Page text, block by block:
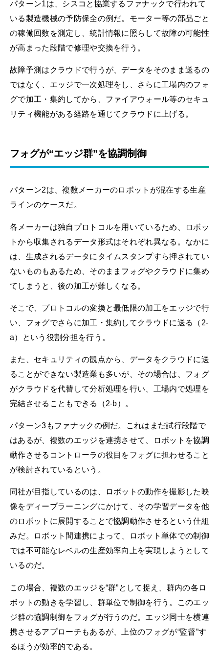
パターン1は、シスコと協業するファナックで行われて
いる製造機械の予防保全の例だ。モーター等の部品ごと
の稼働回数を測定し、統計情報に照らして故障の可能性
が高まった段階で修理や交換を行う。
故障予測はクラウドで行うが、データをそのまま送るの
ではなく、エッジで一次処理をし、さらに工場内のフォ
グで加工・集約してから、ファイアウォール等のセキュ
リティ機能がある経路を通じてクラウドに上げる。
フォグが“エッジ群”を協調制御
パターン2は、複数メーカーのロボットが混在する生産
ラインのケースだ。
各メーカーは独自プロトコルを用いているため、ロボッ
トから収集されるデータ形式はそれぞれ異なる。なかに
は、生成されるデータにタイムスタンプすら押されてい
ないものもあるため、そのままフォグやクラウドに集め
てしまうと、後の加工が難しくなる。
そこで、プロトコルの変換と最低限の加工をエッジで行
い、フォグでさらに加工・集約してクラウドに送る（2-
a）という役割分担を行う。
また、セキュリティの観点から、データをクラウドに送
ることができない製造業も多いが、その場合は、フォグ
がクラウドを代替して分析処理を行い、工場内で処理を
完結させることもできる（2-b）。
パターン3もファナックの例だ。これはまだ試行段階で
はあるが、複数のエッジを連携させて、ロボットを協調
動作させるコントローラの役目をフォグに担わせること
が検討されているという。
同社が目指しているのは、ロボットの動作を撮影した映
像をディープラーニングにかけて、その学習データを他
のロボットに展開することで協調動作させるという仕組
みだ。ロボット間連携によって、ロボット単体での制御
では不可能なレベルの生産効率向上を実現しようとして
いるのだ。
この場合、複数のエッジを“群”として捉え、群内の各ロ
ボットの動きを学習し、群単位で制御を行う。このエッ
ジ群の協調制御をフォグが行うのだ。エッジ同士を横連
携させるアプローチもあるが、上位のフォグが“監督”す
るほうが効率的である。